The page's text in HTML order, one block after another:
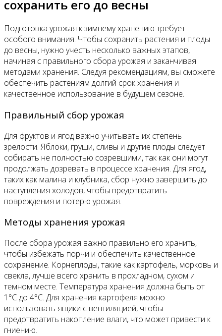
сохранить его до весны
Подготовка урожая к зимнему хранению требует
особого внимания. Чтобы сохранить растения и плоды
до весны, нужно учесть несколько важных этапов,
начиная с правильного сбора урожая и заканчивая
методами хранения. Следуя рекомендациям, вы сможете
обеспечить растениям долгий срок хранения и
качественное использование в будущем сезоне.
Правильный сбор урожая
Для фруктов и ягод важно учитывать их степень
зрелости. Яблоки, груши, сливы и другие плоды следует
собирать не полностью созревшими, так как они могут
продолжать дозревать в процессе хранения. Для ягод,
таких как малина и клубника, сбор нужно завершить до
наступления холодов, чтобы предотвратить
повреждения и потерю урожая.
Методы хранения урожая
После сбора урожая важно правильно его хранить,
чтобы избежать порчи и обеспечить качественное
сохранение. Корнеплоды, такие как картофель, морковь и
свекла, лучше всего хранить в прохладном, сухом и
темном месте. Температура хранения должна быть от
1°C до 4°C. Для хранения картофеля можно
использовать ящики с вентиляцией, чтобы
предотвратить накопление влаги, что может привести к
гниению.